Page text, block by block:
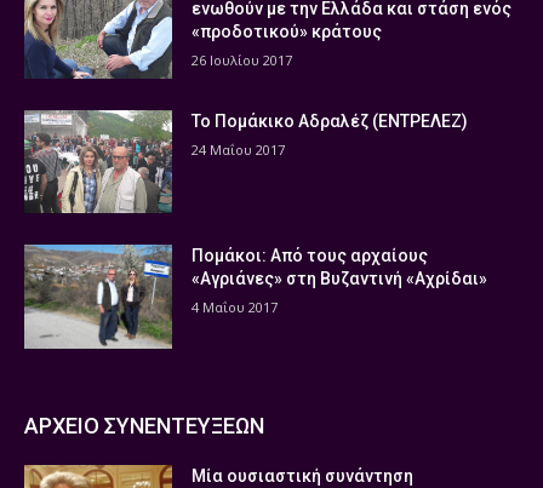
ενωθούν με την Ελλάδα και στάση ενός
«προδοτικού» κράτους
26 Ιουλίου 2017
Το Πομάκικο Αδραλέζ (ΕΝΤΡΕΛΕΖ)
24 Μαΐου 2017
Πομάκοι: Από τους αρχαίους
«Αγριάνες» στη Βυζαντινή «Αχρίδαι»
4 Μαΐου 2017
ΑΡΧΕΙΟ ΣΥΝΕΝΤΕΥΞΕΩΝ
Μία ουσιαστική συνάντηση